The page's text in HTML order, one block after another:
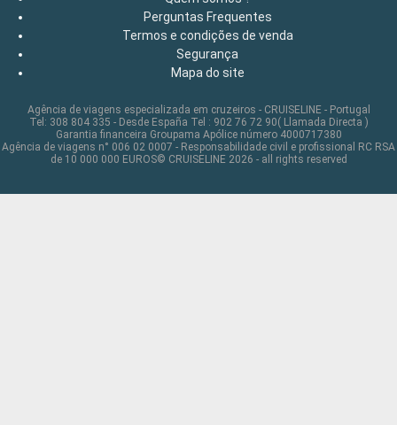
Perguntas Frequentes
Termos e condições de venda
Segurança
Mapa do site
Agência de viagens especializada em cruzeiros - CRUISELINE - Portugal
Tel: 308 804 335 - Desde España Tel : 902 76 72 90( Llamada Directa )
Garantia financeira Groupama Apólice número 4000717380
Agência de viagens n° 006 02 0007 - Responsabilidade civil e profissional RC RSA
de 10 000 000 EUROS© CRUISELINE 2026 - all rights reserved